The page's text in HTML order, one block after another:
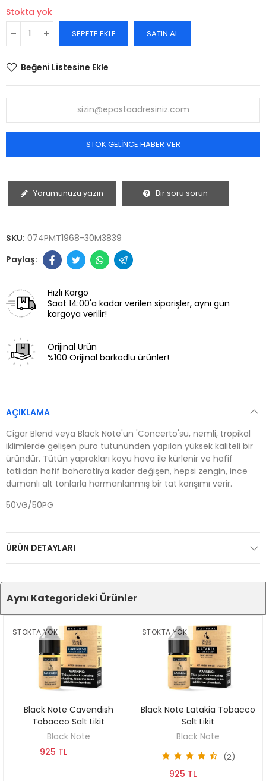
Stokta yok
SEPETE EKLE SATIN AL
Beğeni Listesine Ekle
STOK GELINCE HABER VER
Yorumunuzu yazın Bir soru sorun
SKU: 074PMT1968-30M3839
Hızlı Kargo
Saat 14:00'a kadar verilen siparişler, aynı gün
kargoya verilir!
Orijinal Ürün
%100 Orijinal barkodlu ürünler!
AÇIKLAMA
Cigar Blend veya Black Note'un 'Concerto'su, nemli, tropikal
iklimlerde gelişen puro tütününden yapılan yüksek kaliteli bir
üründür. Tütün yaprakları koyu hava ile kürlenir ve hafif
tatlıdan hafif baharatlıya kadar değişen, hepsi zengin, ince
dumanlı alt tonlarla harmanlanmış bir tat karışımı verir.
50VG/50PG
ÜRÜN DETAYLARI
Aynı Kategorideki Ürünler
STOKTA YOK
KEŞFET
Black Note Cavendish
Tobacco Salt Likit
Black Note
925 TL
STOKTA YOK
KEŞFET
Black Note Latakia Tobacco
Salt Likit
Black Note
(2)
925 TL